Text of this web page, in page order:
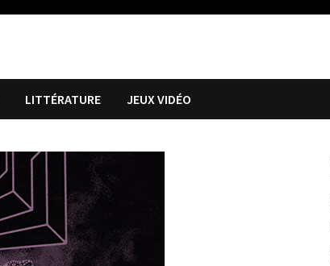
LITTÉRATURE JEUX VIDÉO